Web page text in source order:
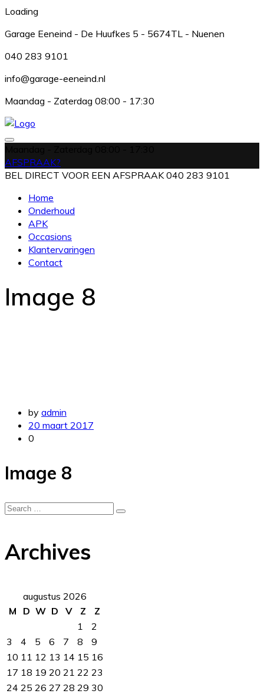
Loading
Garage Eeneind - De Huufkes 5 - 5674TL - Nuenen
040 283 9101
info@garage-eeneind.nl
Maandag - Zaterdag 08:00 - 17:30
AFSPRAAK?
BEL DIRECT VOOR EEN AFSPRAAK 040 283 9101
Home
Onderhoud
APK
Occasions
Klantervaringen
Contact
Image 8
by admin
20 maart 2017
0
Image 8
Archives
augustus 2026
M
D W D V Z
Z
1
2
3
4 5 6 7 8
9
10 11 12 13 14 15 16
17 18 19 20 21 22 23
24 25 26 27 28 29 30